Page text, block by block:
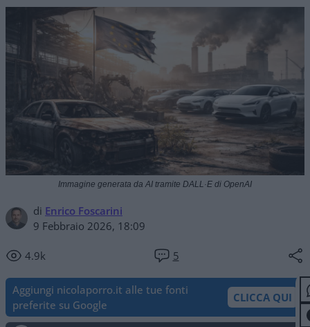
di Enrico Foscarini
9 Febbraio 2026, 18:09
4.9k 5
Immagine generata da AI tramite DALL·E di OpenAI
Aggiungi nicolaporro.it alle tue fonti
preferite su Google
CLICCA QUI